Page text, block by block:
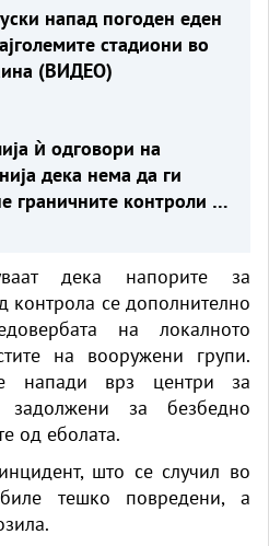
напад погоден еден
стадиони во
(ВИДЕО)
ѝ одговори на
дека нема да ги
граничните контроли сè
дека напорите за
контрола се дополнително
на локалното
на вооружени групи.
напади врз центри за
за безбедно
од еболата.
што се случил во
тешко повредени, а